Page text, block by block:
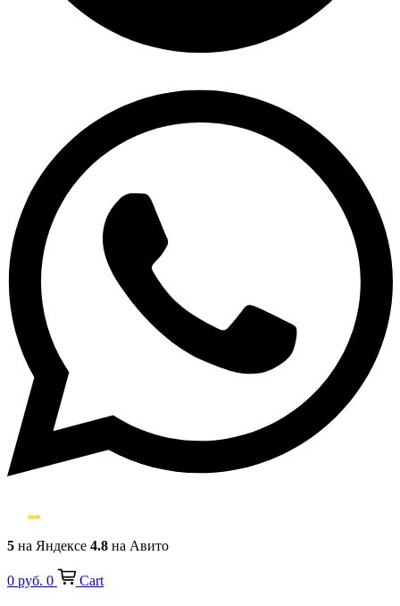
5 на Яндексе 4.8 на Авито
0 руб. 0 Cart